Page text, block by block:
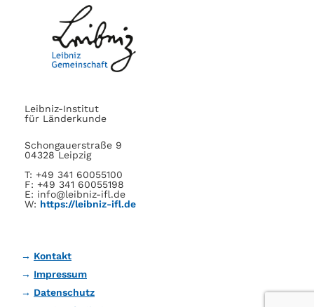
Leibniz-Institut
für Länderkunde
Schongauerstraße 9
04328 Leipzig
T: +49 341 60055100
F: +49 341 60055198
E: info@leibniz-ifl.de
W: https://leibniz-ifl.de
Kontakt
Impressum
Datenschutz